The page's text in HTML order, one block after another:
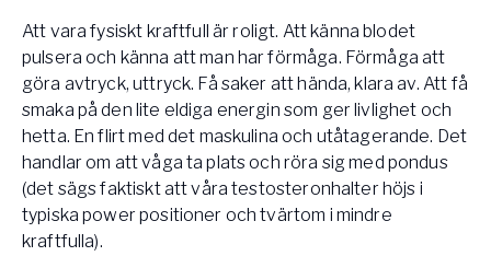
Att vara fysiskt kraftfull är roligt. Att känna blodet
pulsera och känna att man har förmåga. Förmåga att
göra avtryck, uttryck. Få saker att hända, klara av. Att få
smaka på den lite eldiga energin som ger livlighet och
hetta. En flirt med det maskulina och utåtagerande. Det
handlar om att våga ta plats och röra sig med pondus
(det sägs faktiskt att våra testosteronhalter höjs i
typiska power positioner och tvärtom i mindre
kraftfulla).